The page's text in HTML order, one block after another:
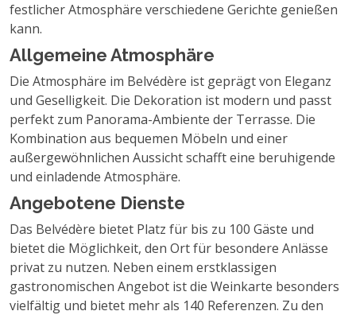
festlicher Atmosphäre verschiedene Gerichte genießen
kann.
Allgemeine Atmosphäre
Die Atmosphäre im Belvédère ist geprägt von Eleganz
und Geselligkeit. Die Dekoration ist modern und passt
perfekt zum Panorama-Ambiente der Terrasse. Die
Kombination aus bequemen Möbeln und einer
außergewöhnlichen Aussicht schafft eine beruhigende
und einladende Atmosphäre.
Angebotene Dienste
Das Belvédère bietet Platz für bis zu 100 Gäste und
bietet die Möglichkeit, den Ort für besondere Anlässe
privat zu nutzen. Neben einem erstklassigen
gastronomischen Angebot ist die Weinkarte besonders
vielfältig und bietet mehr als 140 Referenzen. Zu den